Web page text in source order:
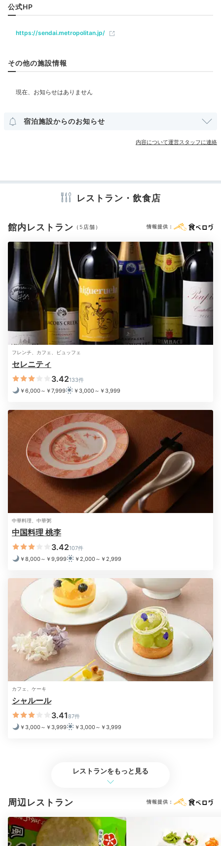
22:00
客室でのんびり
ロイヤルスイート バスルーム エ
夜は客室でナイトウェアに着替えてのんびり。客室ごと
ロアはレインシャワーと宮城の日本酒「伯楽星」のエキ
スを使用したアメニティを完備
。旅の疲れを癒しましょ
う。
2日目
Breakfast
08:00
仙台名物も味わえる
選べる朝食♪
セレニティ 朝食ビュッフェ
朝食は「セレニティ」の朝食ビュッフェか、「はや瀬」
の和定食からチョイス。ビュッフェは約80種の和洋食
メニューが並びます。仙台名物「笹かまぼこ」や、地元
Check-out
11:00
のんびり準備して
チェックアウト
朝食後もチェックアウトの時間まではゆっくりと♪お部
屋に備え付けの珈琲やお茶で一息ついてみて。ロビーラ
レストラン
ベビー＆子供関連
和室
和洋室 洋室 スイート
冷蔵庫 ミニバー スリッパ
洗浄機付トイレ
カミソリ 洗顔 シャンプー
コンディショナー
ドライヤー
お茶セット 電気ポット 加湿器
※設備・アメニティは、確認が取れている情報を表示しています。
公式HP
https://sendai.metropolitan.jp/
その他の施設情報
宿泊施設からのお知らせ
内容について運営スタッフに連絡
レストラン・飲食店
館内レストラン （5店舗） 情報提供：
フレンチ、カフェ、ビュッフェ
セレニティ
3.42133件
￥6,000～￥7,999
￥3,000～￥3,999
中華料理、中華粥
中国料理 桃李
3.42107件
￥8,000～￥9,999
￥2,000～￥2,999
カフェ、ケーキ
シャルール
3.4187件
￥3,000～￥3,999
￥3,000～￥3,999
レストランをもっと見る
周辺レストラン 情報提供：